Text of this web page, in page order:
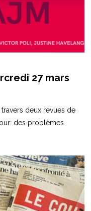
27 mars
deux revues de
des problèmes